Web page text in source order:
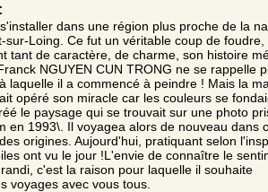
dans une région plus proche de la
sur-Loing. Ce fut un véritable coup de foudre,
tant de caractère, de charme, son histoire
NGUYEN CUN TRONG ne se rappelle
laquelle il a commencé à peindre ! Mais la
opéré son miracle car les couleurs se
le paysage qui se trouvait sur une photo
en 1993\. Il voyagea alors de nouveau dans
origines. Aujourd'hui, pratiquant selon
ont vu le jour !L'envie de connaître le
c'est la raison pour laquelle il souhaite
voyages avec vous tous.